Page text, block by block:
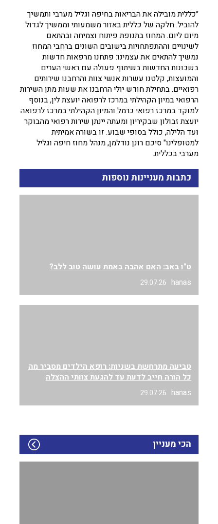
״כללית מובילה את הבריאות בחיפה וגליל מערבי ותמשיך
להוביל. חלקה של כללית באזור משמעותי וממשיך לגדול
מיום ליום. המחוז בתנופת פיתוח וצמיחה ובהתאם
לשינויים וההתפתחויות בישובים השונים ברחבי המחוז
נמשיך להתאים את עצמינו: פתחנו מרפאות חדשות
בשכונות החדשות בשיתוף פעולה עם ראשי הערים
והמועצות, קלטנו עשרות אנשי צוות והרחבנו שירותים
רפואיים. בתחילת חודש יולי הרחבנו את שעות מתן השירות
הרפואי במיון הקהילתי במרכז לרפואה יועצת לין, בנוסף
למוקד במרכז רפואי כרמל והמיון הקהילתי במרכז לרפואה
יועצת זבולון שבקיריון ומעתה יינתן שירות רפואי מהבוקר
ועד הלילה, כולל בסופי שבוע. זו בשורה אמיתית
למטופלינו" סיכם רונן נודלמן, מנהל מחוז חיפה וגליל
מערבי בכללית.
כתבות מעניינות נוספות
ט"ו באב: האם אהבה באמת עושה טוב ללב?
hanas
29.07.26
טביעה מתרחשת בשניות: רופא הילדים מסביר מה
כל הורה חייב לדעת עד להגעת צוותי ההצלה
hanas
29.07.26
הכי מעניין